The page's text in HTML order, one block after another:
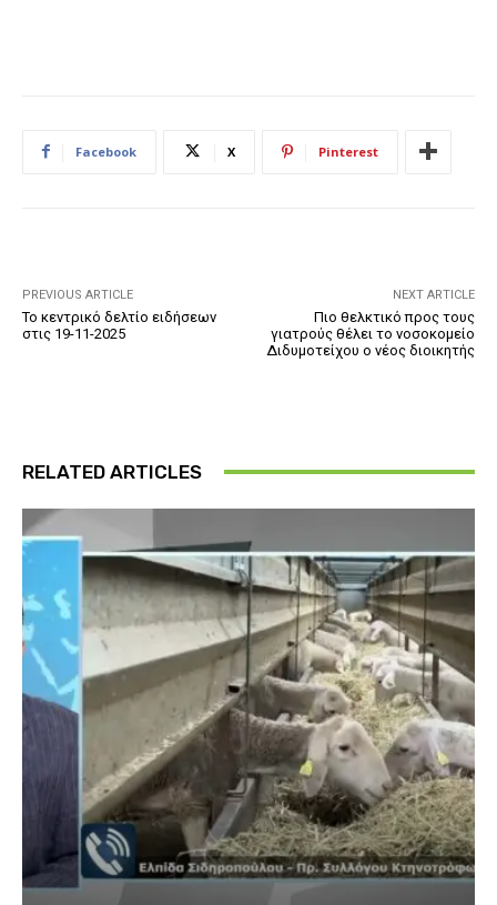
Facebook X Pinterest
PREVIOUS ARTICLE
Το κεντρικό δελτίο ειδήσεων
στις 19-11-2025
NEXT ARTICLE
Πιο θελκτικό προς τους
γιατρούς θέλει το νοσοκομείο
Διδυμοτείχου ο νέος διοικητής
RELATED ARTICLES